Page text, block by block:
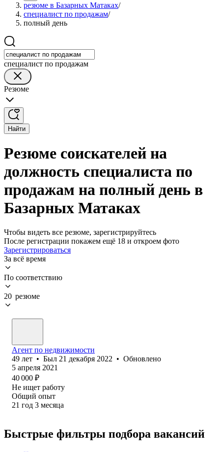
резюме в Базарных Матаках/
специалист по продажам/
полный день
специалист по продажам
Резюме
Найти
Резюме соискателей на
должность специалиста по
продажам на полный день в
Базарных Матаках
Чтобы видеть все резюме, зарегистрируйтесь
После регистрации покажем ещё 18 и откроем фото
Зарегистрироваться
За всё время
По соответствию
20 резюме
Агент по недвижимости
49 лет • Был 21 декабря 2022 • Обновлено
5 апреля 2021
40 000 ₽
Не ищет работу
Общий опыт
21 год 3 месяца
Быстрые фильтры подбора вакансий